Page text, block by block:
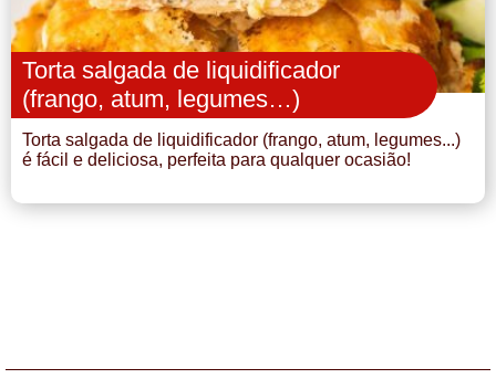
Torta salgada de liquidificador
(frango, atum, legumes…)
Torta salgada de liquidificador (frango, atum, legumes...)
é fácil e deliciosa, perfeita para qualquer ocasião!